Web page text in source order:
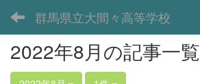
群馬県立大間々高等学校
2022年8月の記事一覧